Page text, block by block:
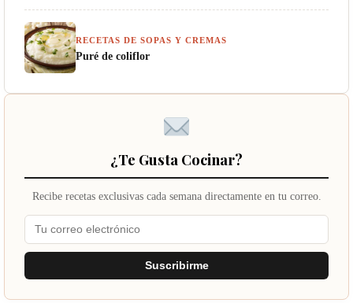
RECETAS DE SOPAS Y CREMAS
Puré de coliflor
¿Te Gusta Cocinar?
Recibe recetas exclusivas cada semana directamente en tu correo.
Suscribirme